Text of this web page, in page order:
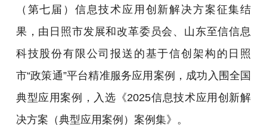
（第七届）信息技术应用创新解决方案征集结
果，由日照市发展和改革委员会、山东至信信息
科技股份有限公司报送的基于信创架构的日照
市“政策通”平台精准服务应用案例，成功入围全国
典型应用案例，入选《2025信息技术应用创新解
决方案（典型应用案例）案例集》。